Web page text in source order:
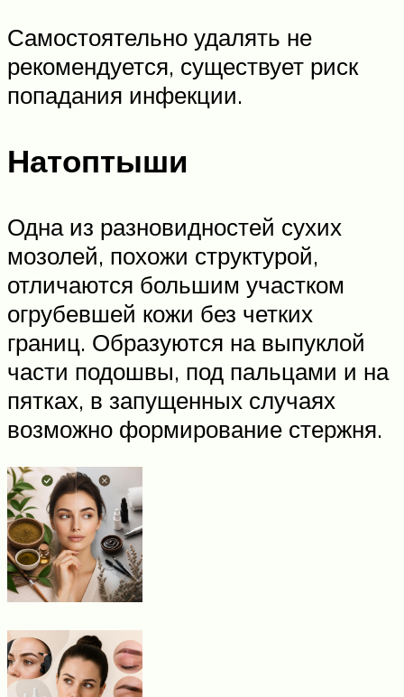
Самостоятельно удалять не
рекомендуется, существует риск
попадания инфекции.
Натоптыши
Одна из разновидностей сухих
мозолей, похожи структурой,
отличаются большим участком
огрубевшей кожи без четких
границ. Образуются на выпуклой
части подошвы, под пальцами и на
пятках, в запущенных случаях
возможно формирование стержня.